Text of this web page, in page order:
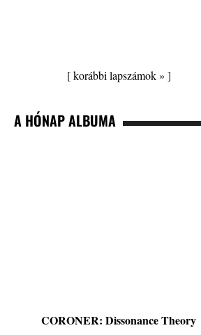
[korábbi lapszámok » ]
A HÓNAP ALBUMA
CORONER: Dissonance Theory